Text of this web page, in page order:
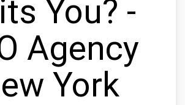
You? -
Agency
York